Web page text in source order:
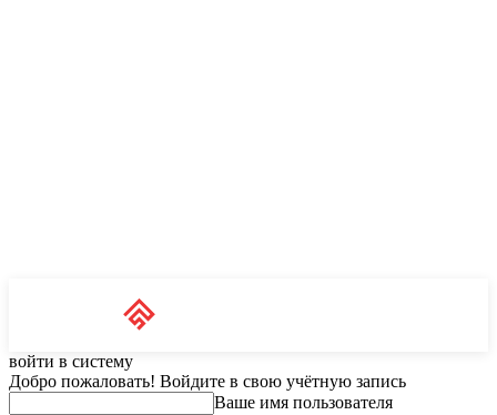
войти в систему
Добро пожаловать! Войдите в свою учётную запись
Ваше имя пользователя